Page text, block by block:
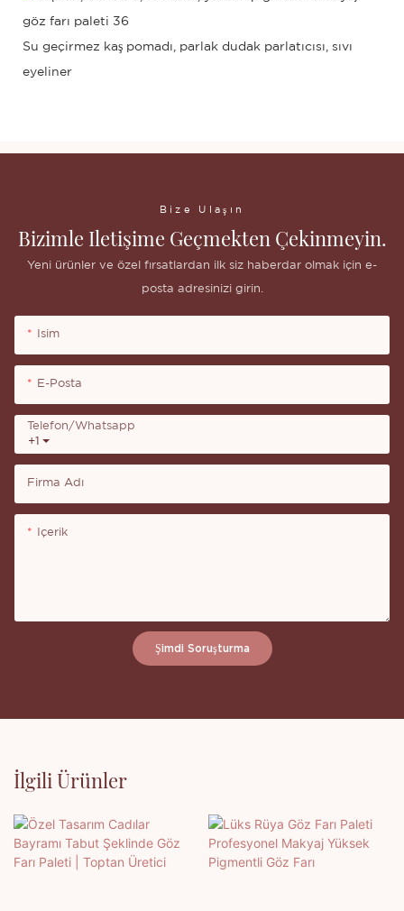
Su geçirmez kaş pomadı, parlak dudak parlatıcısı, sıvı
eyeliner
Bize Ulaşın
Bizimle Iletişime Geçmekten Çekinmeyin.
Yeni ürünler ve özel fırsatlardan ilk siz haberdar olmak için e-
posta adresinizi girin.
Isim
E-Posta
+1
Telefon/whatsapp
Firma Adı
Içerik
Şimdi Soruşturma
İlgili Ürünler